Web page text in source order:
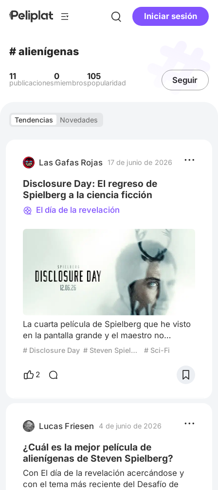
Iniciar sesión
# alienígenas
11
publicaciones
0
miembros
105
popularidad Seguir
Tendencias Novedades
Las Gafas Rojas 17 de junio de 2026
Disclosure Day: El regreso de
Spielberg a la ciencia ficción
El día de la revelación
La cuarta película de Spielberg que he visto
en la pantalla grande y el maestro no
decepciona… Al margen de que su apartado
audiovisual (Para mi grata sorpresa) es
excelente, resaltando más que nada la labor
de John Williams con una banda sonora
historia de ciencia ficción
# Disclosure Day # Steven Spielberg # Sci-Fi
2
Lucas Friesen 4 de junio de 2026
¿Cuál es la mejor película de
alienígenas de Steven Spielberg?
Con El día de la revelación acercándose y
con el tema más reciente del Desafío de